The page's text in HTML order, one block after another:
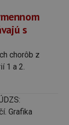
s
chorôb z
1 a 2.